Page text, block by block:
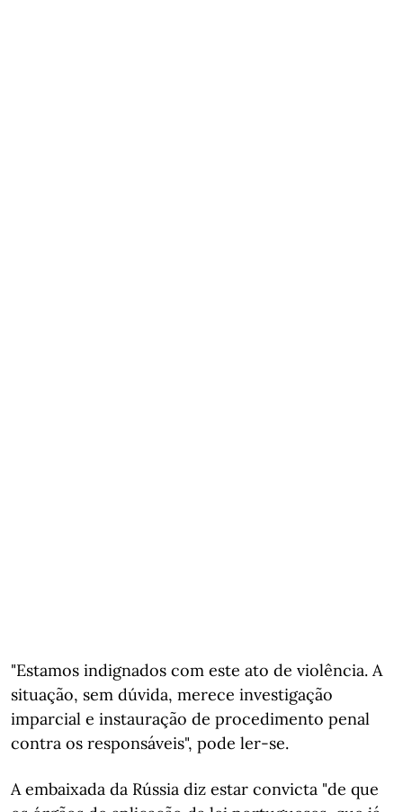
"Estamos indignados com este ato de violência. A
situação, sem dúvida, merece investigação
imparcial e instauração de procedimento penal
contra os responsáveis", pode ler-se.
A embaixada da Rússia diz estar convicta "de que